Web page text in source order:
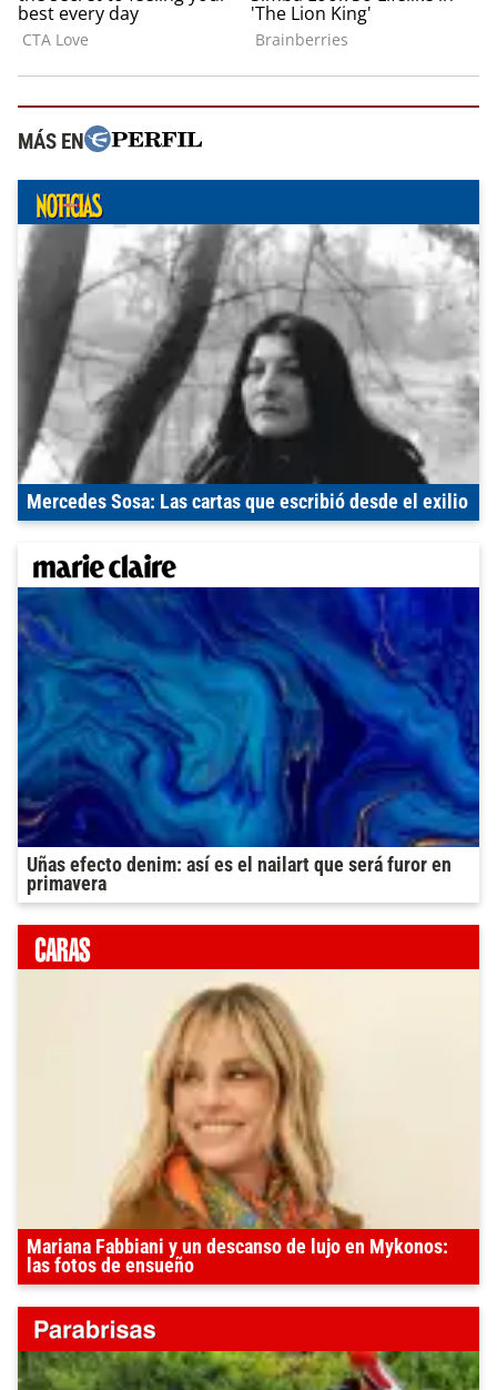
MÁS EN
Mercedes Sosa: Las cartas que escribió desde el exilio
Uñas efecto denim: así es el nailart que será furor en
primavera
Mariana Fabbiani y un descanso de lujo en Mykonos:
las fotos de ensueño